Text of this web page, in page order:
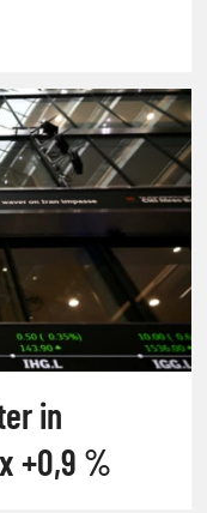
in
+0,9 %